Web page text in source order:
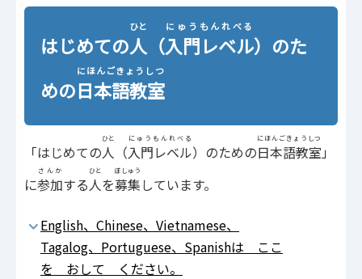
はじめての人
ひと
（入門レベル
にゅうもんれべる
）のた
めの日本語教室
にほんごきょうしつ
「はじめての人
ひと
（入門レベル
にゅうもんれべる
）のための日本語教室
にほんごきょうしつ
」
に参加
さんか
する人
ひと
を募集
ぼしゅう
しています。
English、Chinese、Vietnamese、
Tagalog、Portuguese、Spanishは ここ
を おして ください。